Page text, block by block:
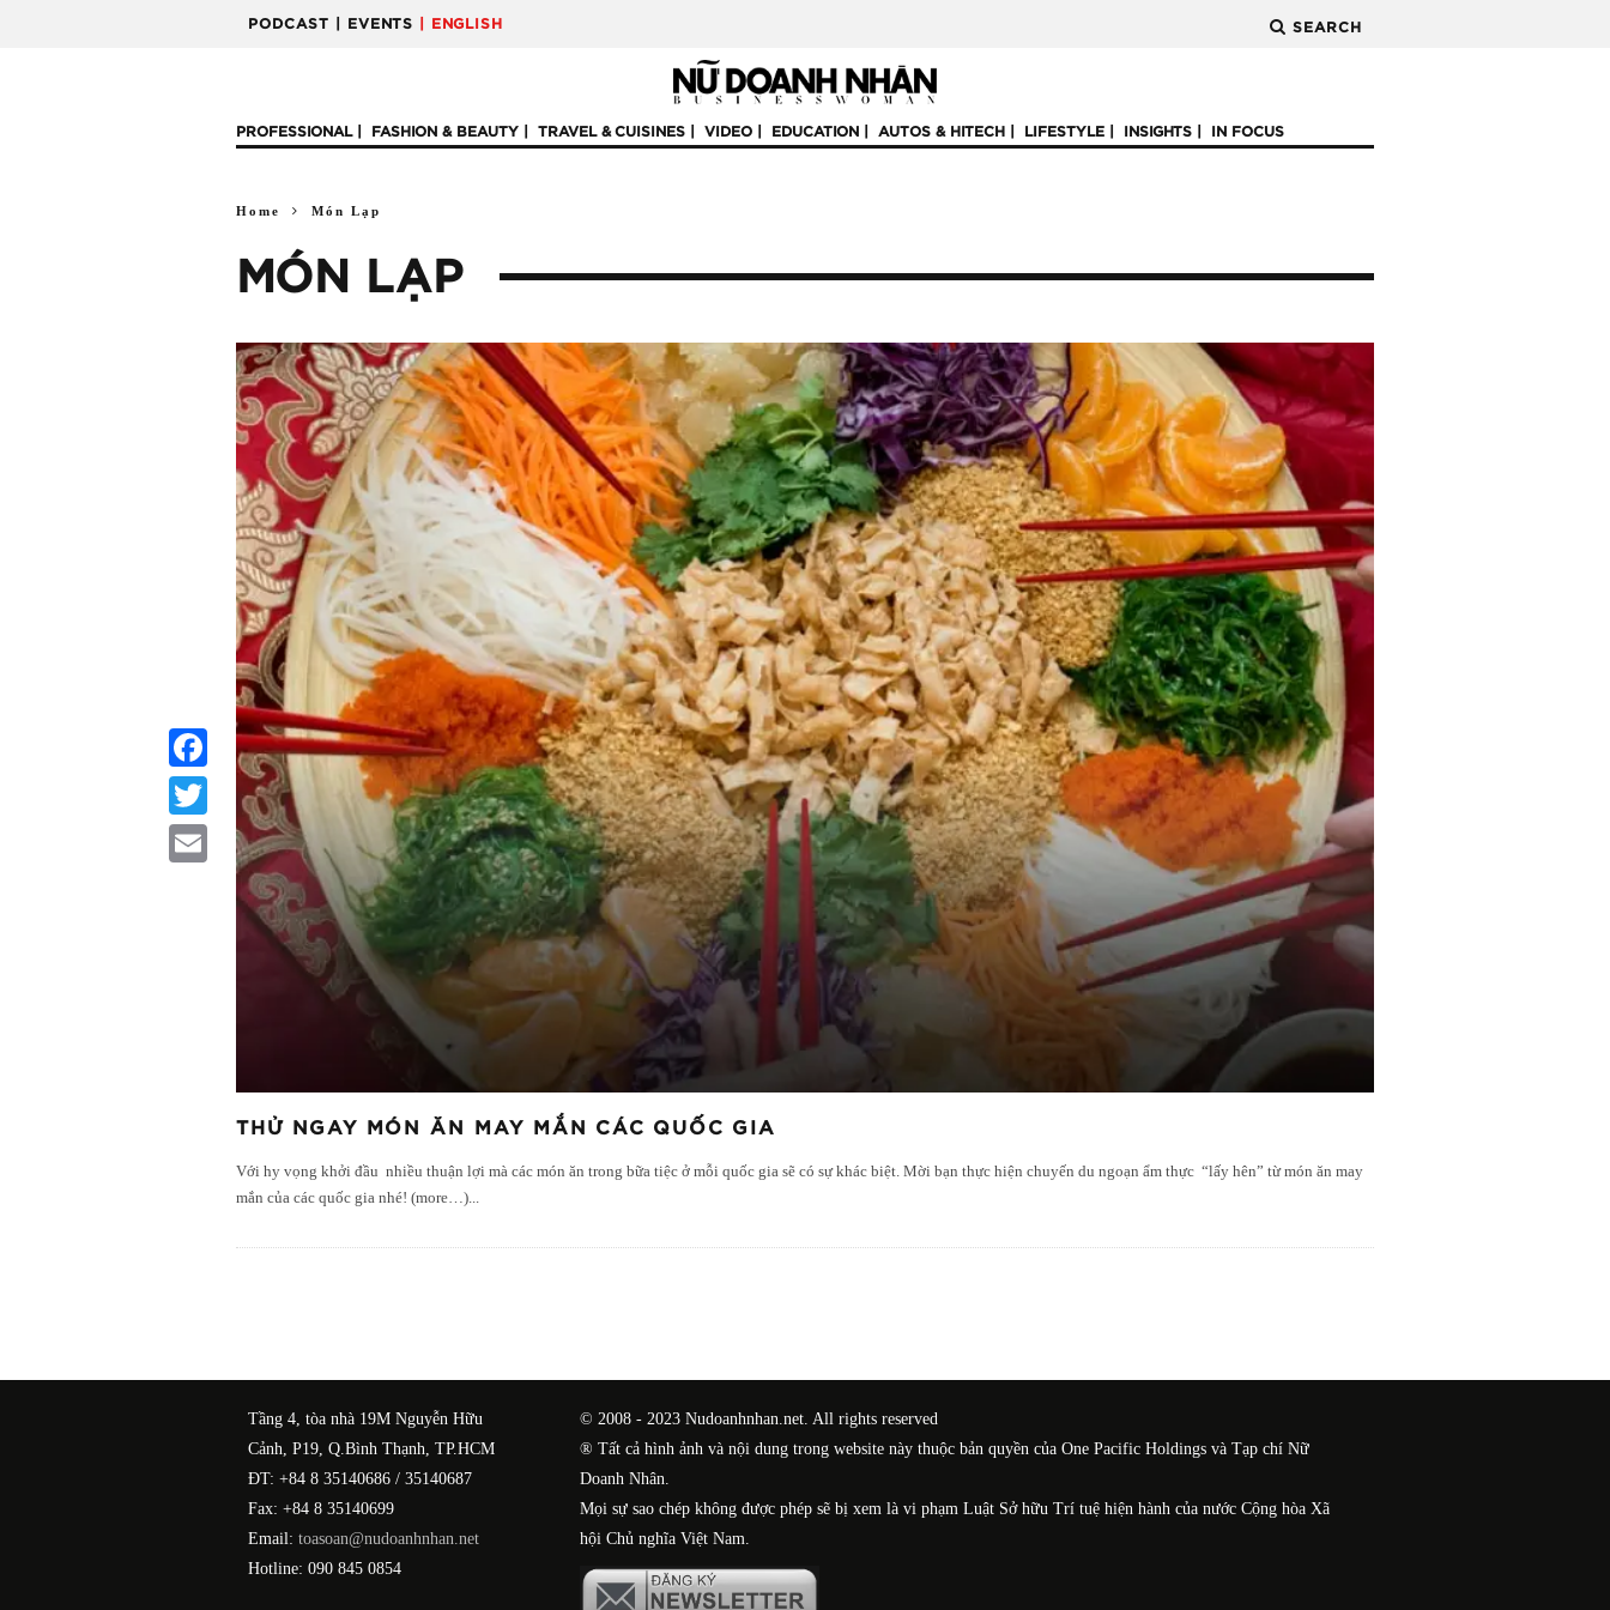
PODCAST | EVENTS | ENGLISH SEARCH
PROFESSIONAL FASHION & BEAUTY TRAVEL & CUISINES VIDEO EDUCATION AUTOS & HITECH LIFESTYLE INSIGHTS IN FOCUS
Home Món Lạp
MÓN LẠP
THỬ NGAY MÓN ĂN MAY MẮN CÁC QUỐC GIA
Với hy vọng khởi đầu nhiều thuận lợi mà các món ăn trong bữa tiệc ở mỗi quốc gia sẽ có sự khác biệt. Mời bạn thực hiện chuyến du ngoạn ẩm thực “lấy hên” từ món ăn may
mắn của các quốc gia nhé! (more…)...
Facebook
Twitter
Tầng 4, tòa nhà 19M Nguyễn Hữu
Cảnh, P19, Q.Bình Thạnh, TP.HCM
ĐT: +84 8 35140686 / 35140687
Fax: +84 8 35140699
Email: toasoan@nudoanhnhan.net
Hotline: 090 845 0854
© 2008 - 2023 Nudoanhnhan.net. All rights reserved
® Tất cả hình ảnh và nội dung trong website này thuộc bản quyền của One Pacific Holdings và Tạp chí Nữ
Doanh Nhân.
Mọi sự sao chép không được phép sẽ bị xem là vi phạm Luật Sở hữu Trí tuệ hiện hành của nước Cộng hòa Xã
hội Chủ nghĩa Việt Nam.